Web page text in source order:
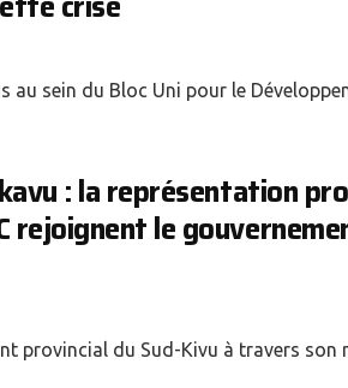
sein du Bloc Uni pour le
: la représentation
le
provincial du Sud-Kivu à travers